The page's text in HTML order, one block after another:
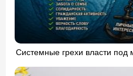
Системные грехи власти под